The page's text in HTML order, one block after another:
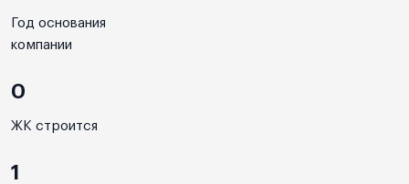
Год основания
компании
0
ЖК строится
1